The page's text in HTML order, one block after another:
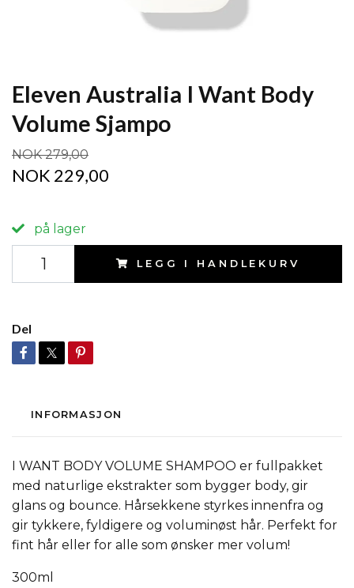
Eleven Australia I Want Body
Volume Sjampo
NOK 279,00
NOK 229,00
på lager
LEGG I HANDLEKURV
Del
INFORMASJON
I WANT BODY VOLUME SHAMPOO er fullpakket
med naturlige ekstrakter som bygger body, gir
glans og bounce. Hårsekkene styrkes innenfra og
gir tykkere, fyldigere og voluminøst hår. Perfekt for
fint hår eller for alle som ønsker mer volum!
300ml